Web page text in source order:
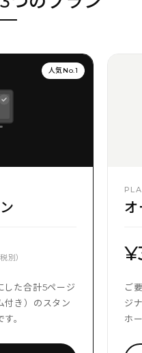
人気No.1
税別）
した合計5ページ
付き）のスタン
。
オ
ご
ジ
ホ